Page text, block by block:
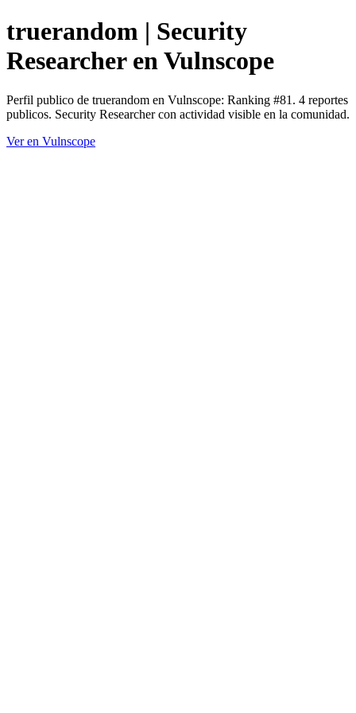
truerandom | Security
Researcher en Vulnscope
Perfil publico de truerandom en Vulnscope: Ranking #81. 4 reportes
publicos. Security Researcher con actividad visible en la comunidad.
Ver en Vulnscope